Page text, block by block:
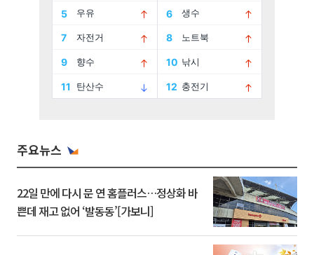
주요뉴스
22일 만에 다시 문 연 홈플러스…정상화 바
쁜데 재고 없어 ‘발동동’[가보니]